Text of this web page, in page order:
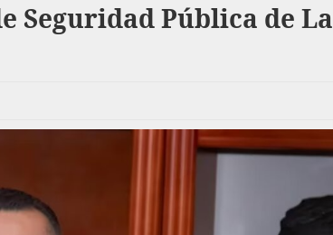
Seguridad Pública de La